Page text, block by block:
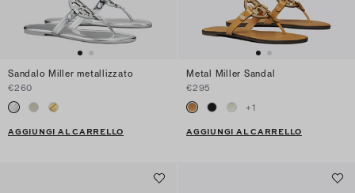
Sandalo Miller metallizzato
€260
AGGIUNGI AL CARRELLO
Metal Miller Sandal
€295
+1
AGGIUNGI AL CARRELLO